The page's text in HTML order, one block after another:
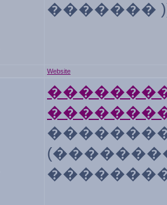
�������
Website